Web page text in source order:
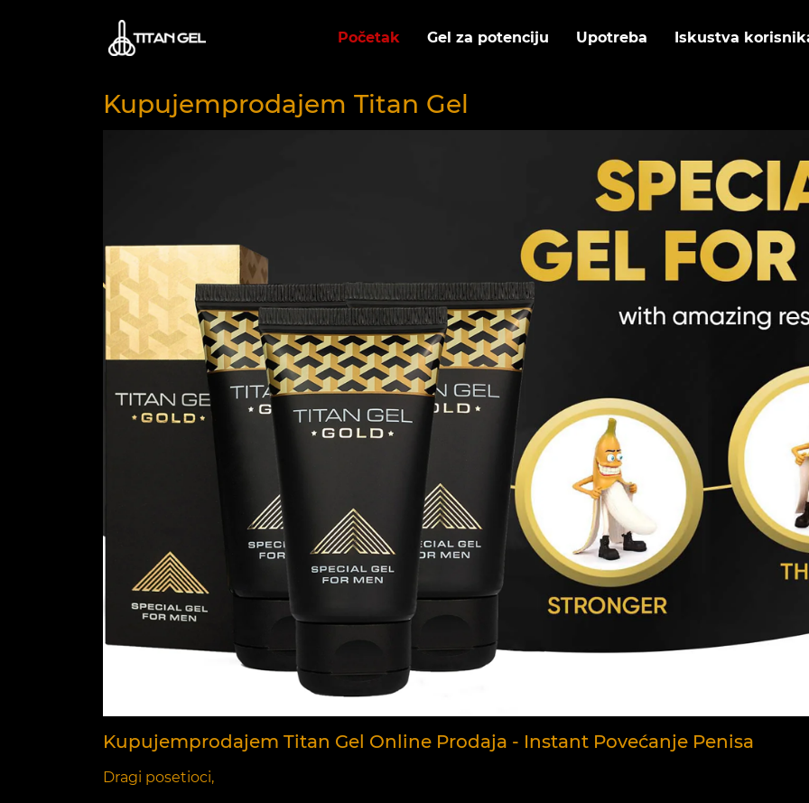
Početak Gel za potenciju Upotreba Iskustva
Kupujemprodajem Titan Gel
Kupujemprodajem Titan Gel Online Prodaja - Instant Povećanje Penisa
Dragi posetioci,